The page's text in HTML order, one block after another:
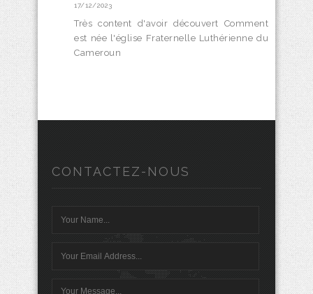
17/12/2023
Très content d'avoir découvert Comment
est née l'église Fraternelle Luthérienne du
Cameroun
CONTACTEZ-NOUS